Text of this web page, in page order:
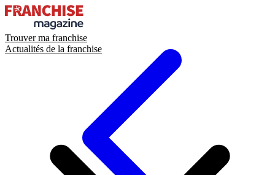
Trouver ma franchise
Actualités de la franchise